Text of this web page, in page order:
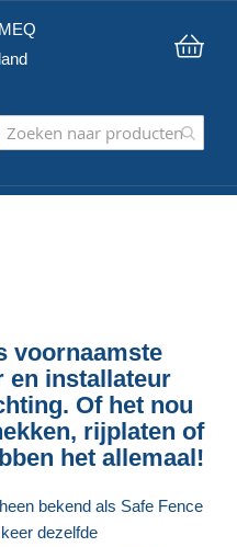
voornaamste
en installateur
Of het nou
rijplaten of
het allemaal!
bekend als Safe Fence
dezelfde